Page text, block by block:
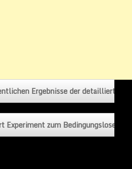
Ergebnisse der
Experiment zum Bedingungslosen…